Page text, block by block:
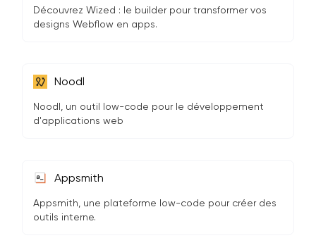
Découvrez Wized : le builder pour transformer vos
designs Webflow en apps.
Noodl
Noodl, un outil low-code pour le développement
d'applications web
Appsmith
Appsmith, une plateforme low-code pour créer des
outils interne.